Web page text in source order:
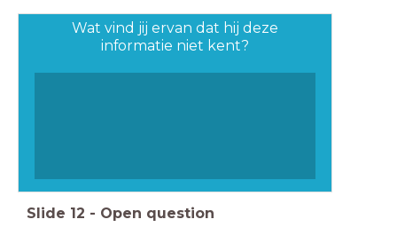
Wat vind jij ervan dat hij deze
informatie niet kent?
Slide 12 - Open question